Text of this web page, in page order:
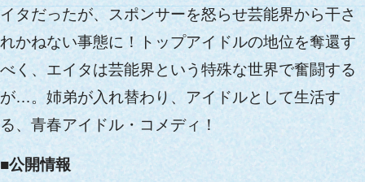
イタだったが、スポンサーを怒らせ芸能界から干さ
れかねない事態に！ トップアイドルの地位を奪還す
べく、エイタは芸能界という特殊な世界で奮闘する
が…。姉弟が入れ替わり、アイドルとして生活す
る、青春アイドル・コメディ！
■公開情報